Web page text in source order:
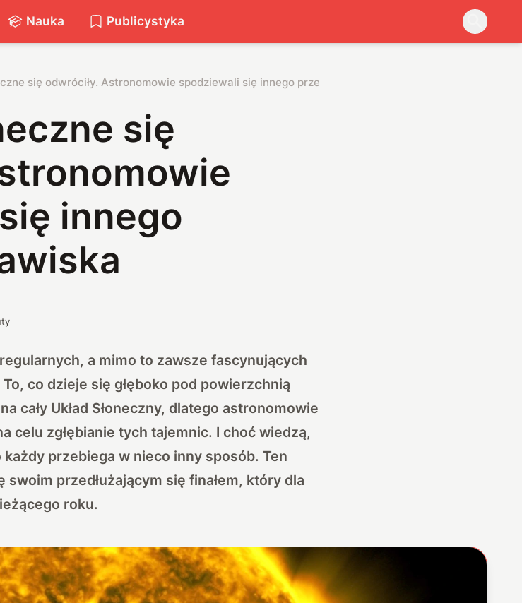
Nauka Publicystyka
się odwróciły. Astronomowie spodziewali się innego przebiegu zjawiska
się
innego
a mimo to zawsze fascynujących
co dzieje się głęboko pod powierzchnią
cały Układ Słoneczny, dlatego astronomowie
celu zgłębianie tych tajemnic. I choć wiedzą,
przebiega w nieco inny sposób. Ten
przedłużającym się finałem, który dla
roku.